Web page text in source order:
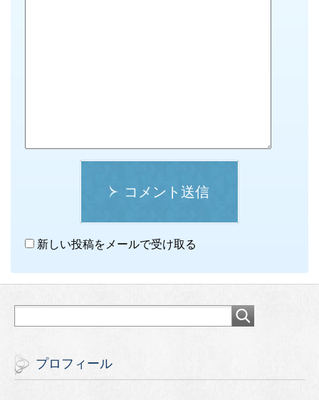
コメント送信
新しい投稿をメールで受け取る
プロフィール